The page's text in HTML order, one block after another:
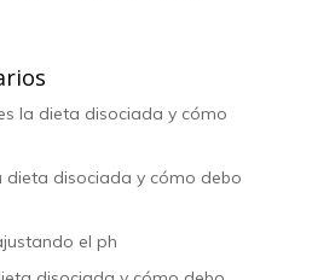
la dieta disociada y cómo
dieta disociada y cómo debo
el ph